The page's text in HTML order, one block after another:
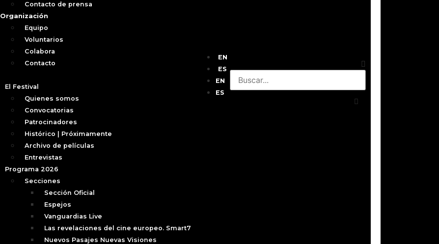
Contacto de prensa
Organización
Equipo
Voluntarios
Colabora
Contacto
El Festival
Quienes somos
Convocatorias
Patrocinadores
Histórico | Próximamente
Archivo de películas
Entrevistas
Programa 2026
Secciones
Sección Oficial
Espejos
Vanguardias Live
Las revelaciones del cine europeo. Smart7
Nuevos Pasajes Nuevas Visiones
EN
ES
EN
ES